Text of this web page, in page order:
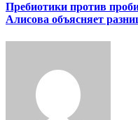
Пребиотики против
Алисова объясняет